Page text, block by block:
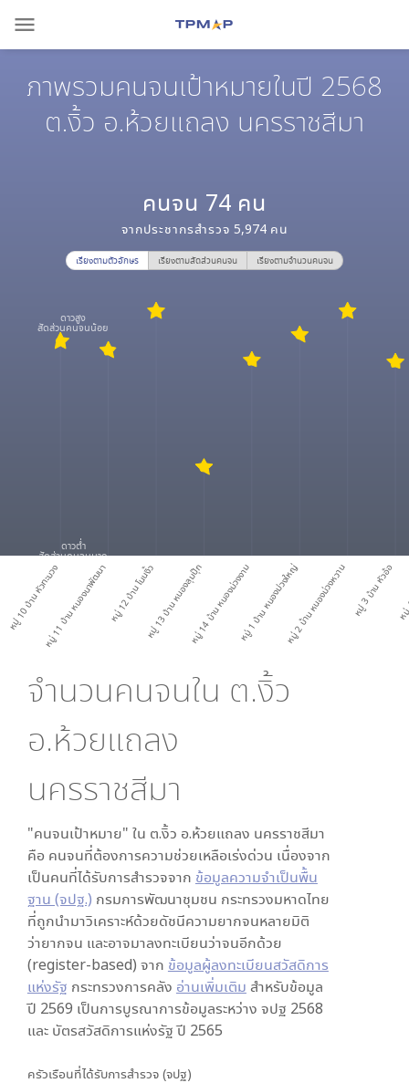
menu
ภาพรวมคนจนเป้าหมายในปี 2568
ต.งิ้ว อ.ห้วยแถลง นครราชสีมา
คนจน 74 คน
จากประชากรสำรวจ 5,974 คน
เรียงตามตัวอักษร เรียงตามสัดส่วนคนจน เรียงตามจำนวนคนจน
หมู่ 10 บ้าน หัวทะมวงหมู่ 11 บ้าน หนองนาพัฒนา หมู่ 12 บ้าน โนนงิ้วหมู่ 13 บ้าน หนองลุมปุ๊กหมู่ 14 บ้าน หนองม่วงงามหมู่ 1 บ้าน หนองม่วงใหญ่หมู่ 2 บ้าน หนองม่วงหวาน หมู่ 3 บ้าน หัวอ้อ ห
ดาวสูง
สัดส่วนคนจนน้อย
ดาวต่ำ
สัดส่วนคนจนมาก
จำนวนคนจนใน ต.งิ้ว
อ.ห้วยแถลง
นครราชสีมา
"คนจนเป้าหมาย" ใน ต.งิ้ว อ.ห้วยแถลง นครราชสีมา
คือ คนจนที่ต้องการความช่วยเหลือเร่งด่วน เนื่องจาก
เป็นคนที่ได้รับการสำรวจจาก ข้อมูลความจำเป็นพื้น
ฐาน (จปฐ.) กรมการพัฒนาชุมชน กระทรวงมหาดไทย
ที่ถูกนำมาวิเคราะห์ด้วยดัชนีความยากจนหลายมิติ
ว่ายากจน และอาจมาลงทะเบียนว่าจนอีกด้วย
(register-based) จาก ข้อมูลผู้ลงทะเบียนสวัสดิการ
แห่งรัฐ กระทรวงการคลัง อ่านเพิ่มเติม สำหรับข้อมูล
ปี 2569 เป็นการบูรณาการข้อมูลระหว่าง จปฐ 2568
และ บัตรสวัสดิการแห่งรัฐ ปี 2565
ครัวเรือนที่ได้รับการสำรวจ (จปฐ)